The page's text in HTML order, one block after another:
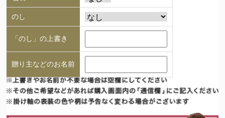
のし
「のし」の上書き
贈り主などのお名前